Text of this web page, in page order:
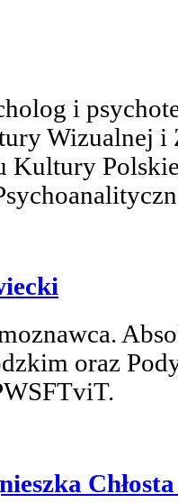
i
Wizualnej i
Kultury
oraz